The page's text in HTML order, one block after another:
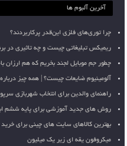
آخرین آلبوم ها
چرا توری‌های فلزی این‌قدر پرکاربردند؟
ریمیکس تبلیغاتی چیست و چه تاثیری در
چطور جم موبایل لجند بخریم که هم ارزان
آلومینیوم ضایعات چیست؟ | همه چیز
راهنمای والدین برای انتخاب شهربازی
روش های جدید آموزشی برای پایه ششم
بهترین کالاهای سایت های چینی برای
میکروفون یقه ای زیر یک میلیون